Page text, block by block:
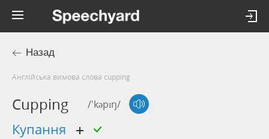
Назад
Англійська вимова слова cupping
Cupping /'kəpɪŋ/
купання